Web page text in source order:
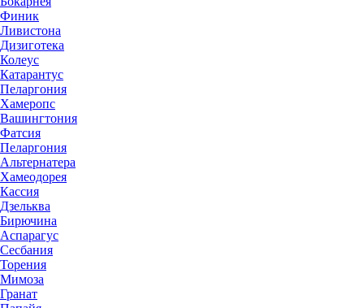
Финик
Ливистона
Дизиготека
Колеус
Катарантус
Пеларгония
Хамеропс
Вашингтония
Фатсия
Пеларгония
Альтернатера
Хамеодорея
Кассия
Дзельква
Бирючина
Аспарагус
Сесбания
Торения
Мимоза
Гранат